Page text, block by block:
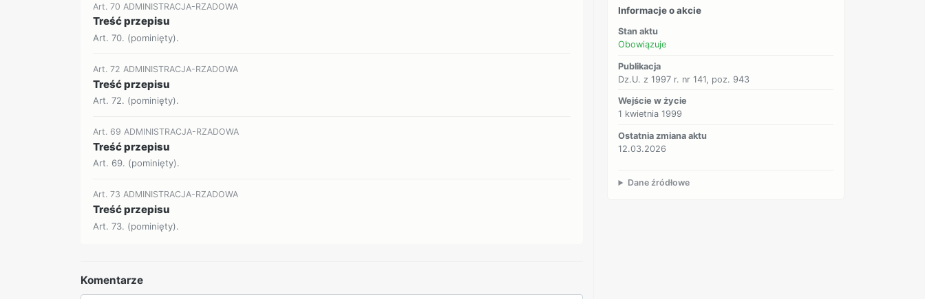
Art. 70 ADMINISTRACJA-RZADOWA
Treść przepisu
Art. 70. (pominięty).
Art. 72 ADMINISTRACJA-RZADOWA
Treść przepisu
Art. 72. (pominięty).
Art. 69 ADMINISTRACJA-RZADOWA
Treść przepisu
Art. 69. (pominięty).
Art. 73 ADMINISTRACJA-RZADOWA
Treść przepisu
Art. 73. (pominięty).
Komentarze
Informacje o akcie
Stan aktu
Obowiązuje
Publikacja
Dz.U. z 1997 r. nr 141, poz. 943
Wejście w życie
1 kwietnia 1999
Ostatnia zmiana aktu
12.03.2026
Dane źródłowe